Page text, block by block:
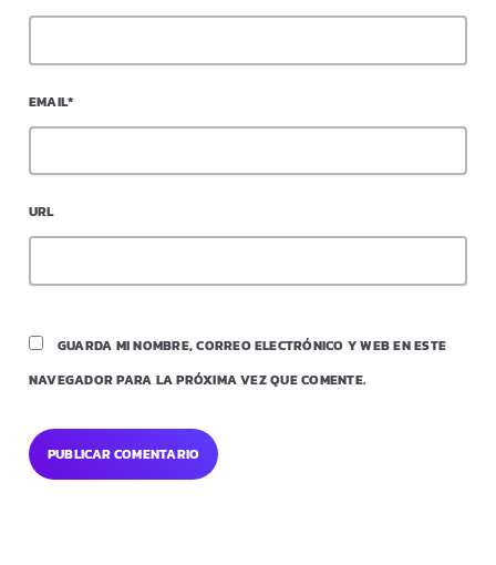
EMAIL*
URL
GUARDA MI NOMBRE, CORREO ELECTRÓNICO Y WEB EN ESTE
NAVEGADOR PARA LA PRÓXIMA VEZ QUE COMENTE.